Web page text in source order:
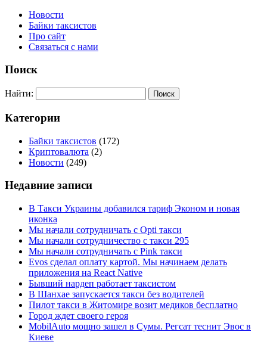
Новости
Байки таксистов
Про сайт
Связаться с нами
Поиск
Найти:
Категории
Байки таксистов (172)
Криптовалюта (2)
Новости (249)
Недавние записи
В Такси Украины добавился тариф Эконом и новая
иконка
Мы начали сотрудничать с Opti такси
Мы начали сотрудничество с такси 295
Мы начали сотрудничать с Pink такси
Evos сделал оплату картой. Мы начинаем делать
приложения на React Native
Бывший нардеп работает таксистом
В Шанхае запускается такси без водителей
Пилот такси в Житомире возит медиков бесплатно
Город ждет своего героя
MobilAuto мощно зашел в Сумы. Регсат теснит Эвос в
Киеве